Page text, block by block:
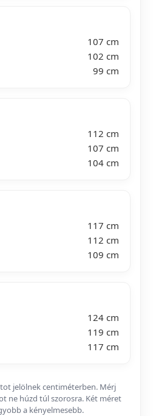
107 cm
102 cm
99 cm
112 cm
107 cm
104 cm
117 cm
112 cm
109 cm
124 cm
119 cm
117 cm
jelölnek centiméterben. Mérj
ne húzd túl szorosra. Két méret
a kényelmesebb.